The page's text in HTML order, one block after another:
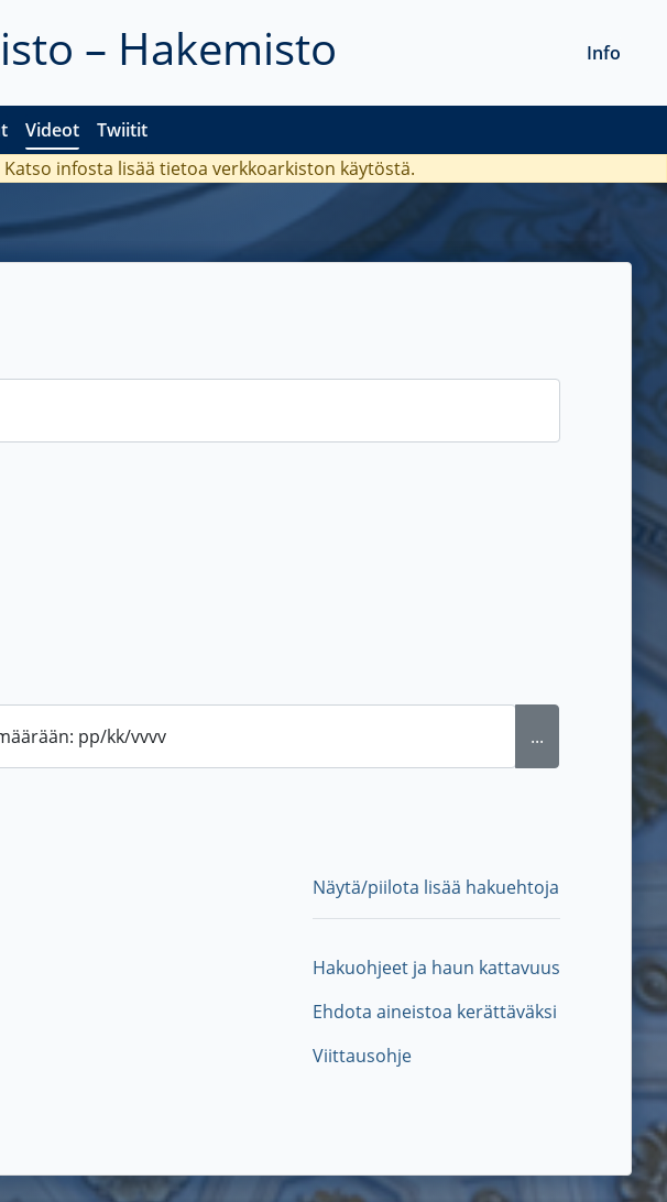
– Hakemisto
Videot Twiitit
Info
infosta lisää tietoa verkkoarkiston käytöstä.
pp/kk/vvvv ...
Näytä/piilota lisää hakuehtoja
Hakuohjeet ja haun kattavuus
Ehdota aineistoa kerättäväksi
Viittausohje